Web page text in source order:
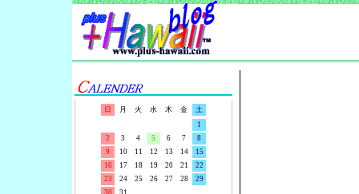
日 月 火 水 木 金
土
1
2
3 4 5 6 7
8
9
10 11 12 13 14
15
16
17 18 19 20 21
22
23
24 25 26 27 28
29
30
31